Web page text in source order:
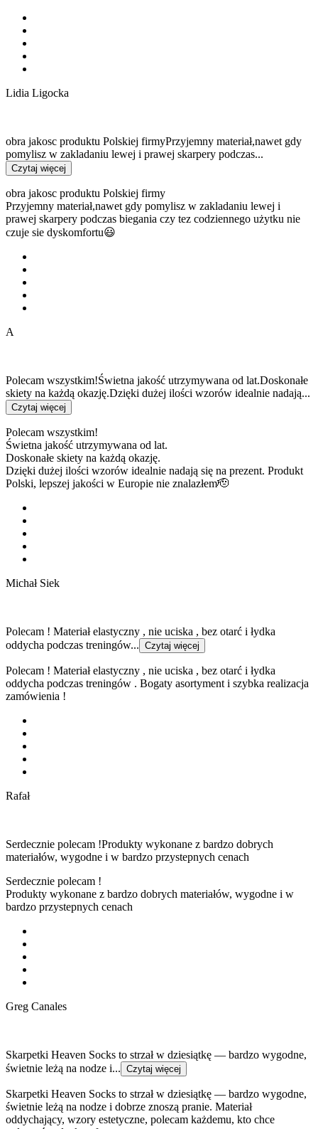
Lidia Ligocka
obra jakosc produktu Polskiej firmyPrzyjemny materiał,nawet gdy
pomylisz w zakladaniu lewej i prawej skarpery podczas...
Czytaj więcej
obra jakosc produktu Polskiej firmy
Przyjemny materiał,nawet gdy pomylisz w zakladaniu lewej i
prawej skarpery podczas biegania czy tez codziennego użytku nie
czuje sie dyskomfortu😃
A
Polecam wszystkim!Świetna jakość utrzymywana od lat.Doskonałe
skiety na każdą okazję.Dzięki dużej ilości wzorów idealnie nadają...
Czytaj więcej
Polecam wszystkim!
Świetna jakość utrzymywana od lat.
Doskonałe skiety na każdą okazję.
Dzięki dużej ilości wzorów idealnie nadają się na prezent. Produkt
Polski, lepszej jakości w Europie nie znalazłem🫡
Michał Siek
Polecam ! Materiał elastyczny , nie uciska , bez otarć i łydka
oddycha podczas treningów... Czytaj więcej
Polecam ! Materiał elastyczny , nie uciska , bez otarć i łydka
oddycha podczas treningów . Bogaty asortyment i szybka realizacja
zamówienia !
Rafał
Serdecznie polecam !Produkty wykonane z bardzo dobrych
materiałów, wygodne i w bardzo przystepnych cenach
Serdecznie polecam !
Produkty wykonane z bardzo dobrych materiałów, wygodne i w
bardzo przystepnych cenach
Greg Canales
Skarpetki Heaven Socks to strzał w dziesiątkę — bardzo wygodne,
świetnie leżą na nodze i... Czytaj więcej
Skarpetki Heaven Socks to strzał w dziesiątkę — bardzo wygodne,
świetnie leżą na nodze i dobrze znoszą pranie. Materiał
oddychający, wzory estetyczne, polecam każdemu, kto chce